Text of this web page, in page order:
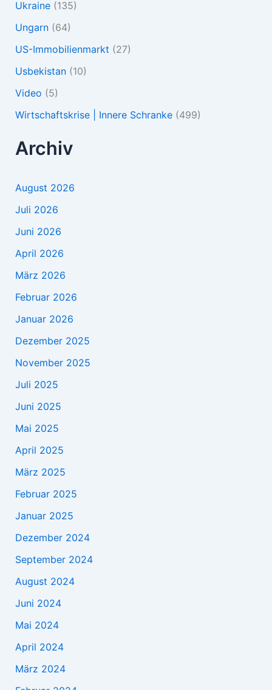
Ukraine(135)
Ungarn(64)
US-Immobilienmarkt (27)
Usbekistan(10)
Video (5)
Wirtschaftskrise | Innere Schranke(499)
Archiv
August 2026
Juli 2026
Juni 2026
April 2026
März 2026
Februar 2026
Januar 2026
Dezember 2025
November 2025
Juli 2025
Juni 2025
Mai 2025
April 2025
März 2025
Februar 2025
Januar 2025
Dezember 2024
September 2024
August 2024
Juni 2024
Mai 2024
April 2024
März 2024